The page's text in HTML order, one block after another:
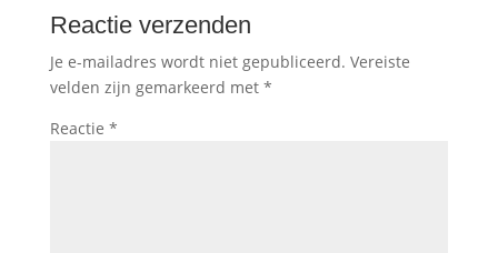
Reactie verzenden
Je e-mailadres wordt niet gepubliceerd. Vereiste
velden zijn gemarkeerd met *
Reactie *